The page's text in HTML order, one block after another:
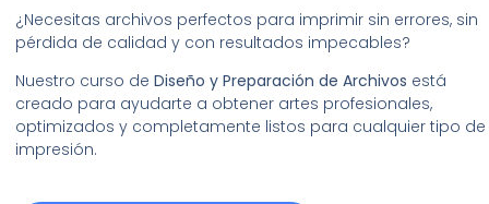
¿Necesitas archivos perfectos para imprimir sin errores, sin
pérdida de calidad y con resultados impecables?
Nuestro curso de Diseño y Preparación de Archivos está
creado para ayudarte a obtener artes profesionales,
optimizados y completamente listos para cualquier tipo de
impresión.